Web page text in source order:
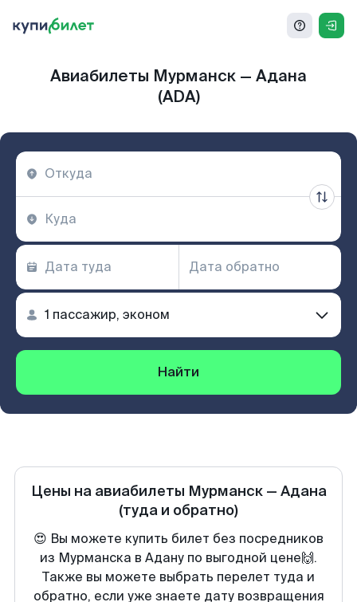
Авиабилеты Мурманск — Адана
(ADA)
Найти
Цены на авиабилеты Мурманск— Адана
(туда и обратно)
😍 Вы можете купить билет без посредников
из Мурманска в Адану по выгодной цене🙌.
Также вы можете выбрать перелет туда и
обратно, если уже знаете дату возвращения